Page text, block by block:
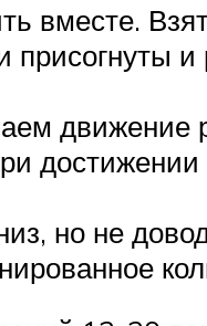
вместе.
присогнуты
но не